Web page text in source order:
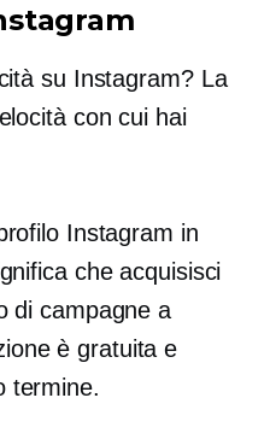
su Instagram? La
con cui hai
Instagram in
che acquisisci
di campagne a
è gratuita e
termine.